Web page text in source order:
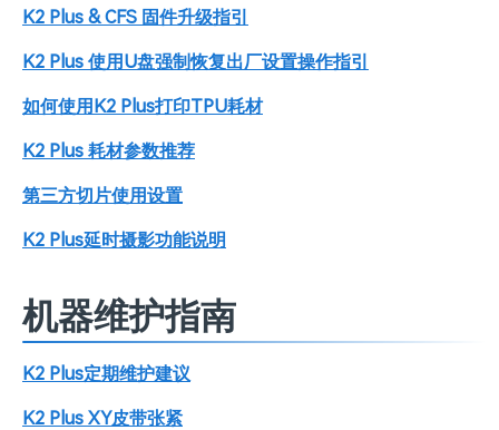
K2 Plus & CFS 固件升级指引
K2 Plus 使用U盘强制恢复出厂设置操作指引
如何使用K2 Plus打印TPU耗材
K2 Plus 耗材参数推荐
第三方切片使用设置
K2 Plus延时摄影功能说明
机器维护指南
K2 Plus定期维护建议
K2 Plus XY皮带张紧